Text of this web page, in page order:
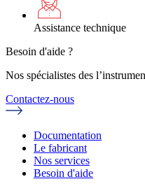
Assistance technique
Besoin d'aide ?
Nos spécialistes des
Contactez-nous
Documentation
Le fabricant
Nos services
Besoin d'aide